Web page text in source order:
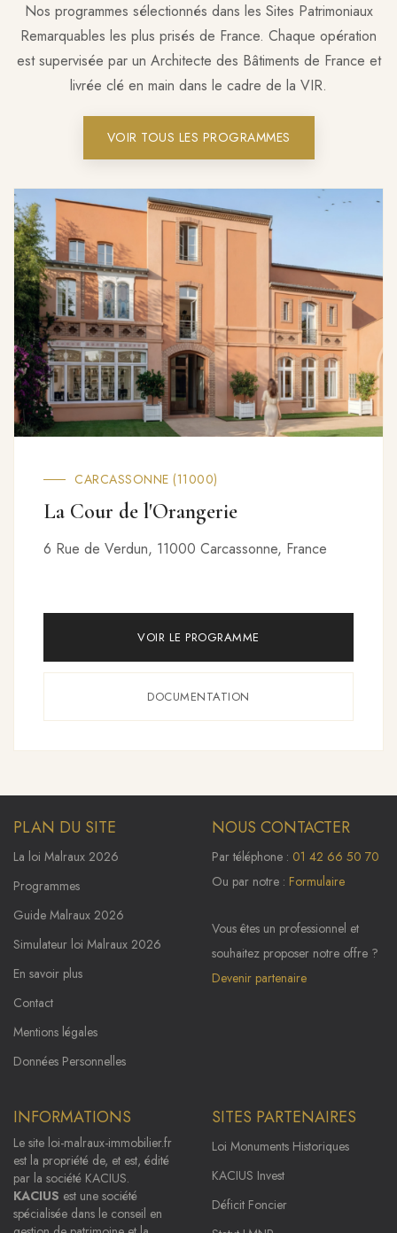
Nos programmes sélectionnés dans les Sites Patrimoniaux
Remarquables les plus prisés de France. Chaque opération
est supervisée par un Architecte des Bâtiments de France et
livrée clé en main dans le cadre de la VIR.
VOIR TOUS LES PROGRAMMES
TROYES (10000)
Marquise
53 Rue Turenne, 10000 Troyes, France
VOIR LE PROGRAMME
DOCUMENTATION
PLAN DU SITE
La loi Malraux 2026
Programmes
Guide Malraux 2026
Simulateur loi Malraux 2026
En savoir plus
Contact
Mentions légales
Données Personnelles
NOUS CONTACTER
Par téléphone : 01 42 66 50 70
Ou par notre : Formulaire
Vous êtes un professionnel et
souhaitez proposer notre offre ?
Devenir partenaire
INFORMATIONS
Le site loi-malraux-immobilier.fr
est la propriété de, et est, édité
par la société KACIUS.
KACIUS est une société
spécialisée dans le conseil en
SITES PARTENAIRES
Loi Monuments Historiques
KACIUS Invest
Déficit Foncier